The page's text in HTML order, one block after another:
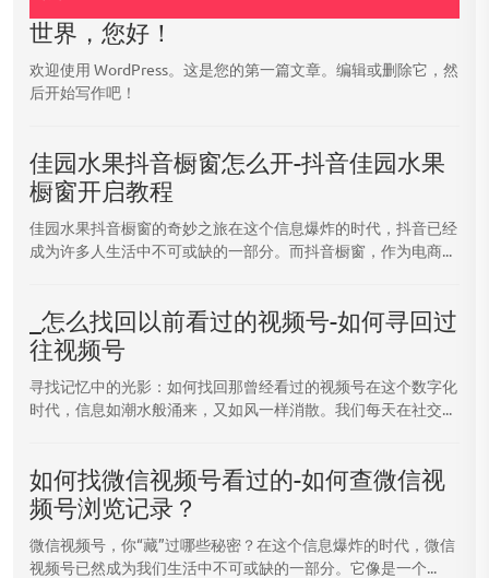
世界，您好！
欢迎使用 WordPress。这是您的第一篇文章。编辑或删除它，然
后开始写作吧！
佳园水果抖音橱窗怎么开-抖音佳园水果
橱窗开启教程
佳园水果抖音橱窗的奇妙之旅在这个信息爆炸的时代，抖音已经
成为许多人生活中不可或缺的一部分。而抖音橱窗，作为电商...
_怎么找回以前看过的视频号-如何寻回过
往视频号
寻找记忆中的光影：如何找回那曾经看过的视频号在这个数字化
时代，信息如潮水般涌来，又如风一样消散。我们每天在社交...
如何找微信视频号看过的-如何查微信视
频号浏览记录？
微信视频号，你“藏”过哪些秘密？在这个信息爆炸的时代，微信
视频号已然成为我们生活中不可或缺的一部分。它像是一个...